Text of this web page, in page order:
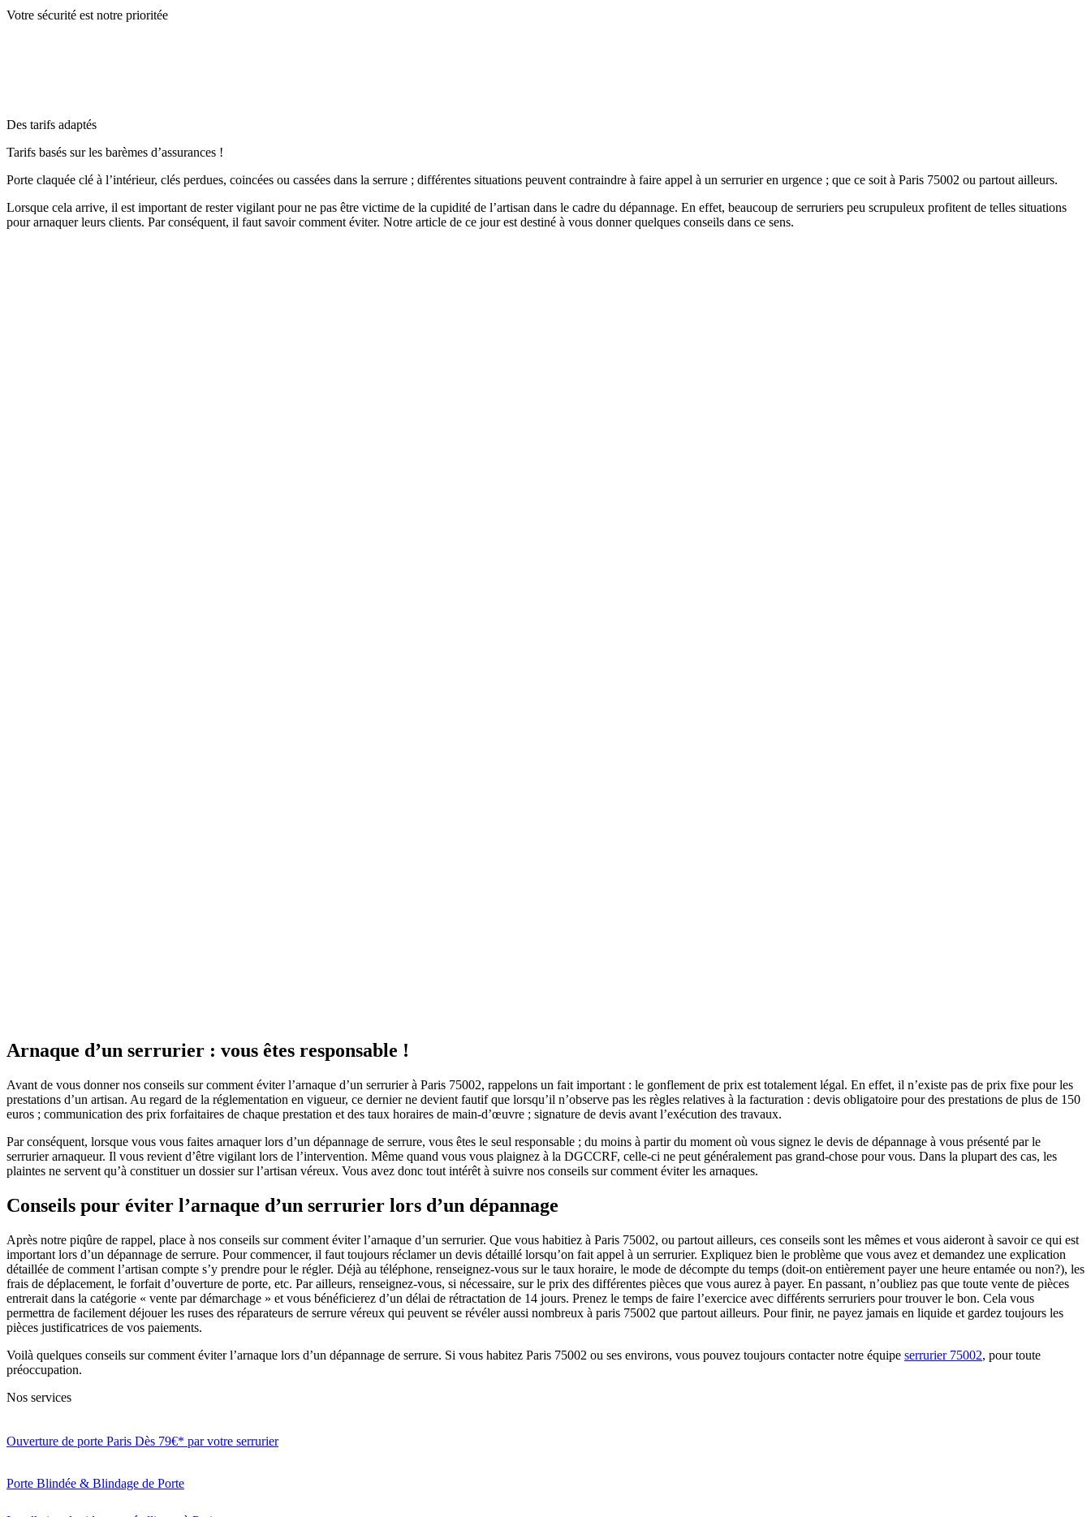
Votre sécurité est notre prioritée
Des tarifs adaptés
Tarifs basés sur les barèmes d’assurances !
Porte claquée clé à l’intérieur, clés perdues, coincées ou cassées dans la serrure ; différentes situations peuvent contraindre à faire appel à un serrurier en urgence ; que ce soit à Paris 75002 ou partout ailleurs.
Lorsque cela arrive, il est important de rester vigilant pour ne pas être victime de la cupidité de l’artisan dans le cadre du dépannage. En effet, beaucoup de serruriers peu scrupuleux profitent de telles situations
pour arnaquer leurs clients. Par conséquent, il faut savoir comment éviter. Notre article de ce jour est destiné à vous donner quelques conseils dans ce sens.
Arnaque d’un serrurier : vous êtes responsable !
Avant de vous donner nos conseils sur comment éviter l’arnaque d’un serrurier à Paris 75002, rappelons un fait important : le gonflement de prix est totalement légal. En effet, il n’existe pas de prix fixe pour les
prestations d’un artisan. Au regard de la réglementation en vigueur, ce dernier ne devient fautif que lorsqu’il n’observe pas les règles relatives à la facturation : devis obligatoire pour des prestations de plus de 150
euros ; communication des prix forfaitaires de chaque prestation et des taux horaires de main-d’œuvre ; signature de devis avant l’exécution des travaux.
Par conséquent, lorsque vous vous faites arnaquer lors d’un dépannage de serrure, vous êtes le seul responsable ; du moins à partir du moment où vous signez le devis de dépannage à vous présenté par le
serrurier arnaqueur. Il vous revient d’être vigilant lors de l’intervention. Même quand vous vous plaignez à la DGCCRF, celle-ci ne peut généralement pas grand-chose pour vous. Dans la plupart des cas, les
plaintes ne servent qu’à constituer un dossier sur l’artisan véreux. Vous avez donc tout intérêt à suivre nos conseils sur comment éviter les arnaques.
Conseils pour éviter l’arnaque d’un serrurier lors d’un dépannage
Après notre piqûre de rappel, place à nos conseils sur comment éviter l’arnaque d’un serrurier. Que vous habitiez à Paris 75002, ou partout ailleurs, ces conseils sont les mêmes et vous aideront à savoir ce qui est
important lors d’un dépannage de serrure. Pour commencer, il faut toujours réclamer un devis détaillé lorsqu’on fait appel à un serrurier. Expliquez bien le problème que vous avez et demandez une explication
détaillée de comment l’artisan compte s’y prendre pour le régler. Déjà au téléphone, renseignez-vous sur le taux horaire, le mode de décompte du temps (doit-on entièrement payer une heure entamée ou non?), les
frais de déplacement, le forfait d’ouverture de porte, etc. Par ailleurs, renseignez-vous, si nécessaire, sur le prix des différentes pièces que vous aurez à payer. En passant, n’oubliez pas que toute vente de pièces
entrerait dans la catégorie « vente par démarchage » et vous bénéficierez d’un délai de rétractation de 14 jours. Prenez le temps de faire l’exercice avec différents serruriers pour trouver le bon. Cela vous
permettra de facilement déjouer les ruses des réparateurs de serrure véreux qui peuvent se révéler aussi nombreux à paris 75002 que partout ailleurs. Pour finir, ne payez jamais en liquide et gardez toujours les
pièces justificatrices de vos paiements.
Voilà quelques conseils sur comment éviter l’arnaque lors d’un dépannage de serrure. Si vous habitez Paris 75002 ou ses environs, vous pouvez toujours contacter notre équipe serrurier 75002, pour toute
préoccupation.
Nos services
Ouverture de porte Paris Dès 79€* par votre serrurier
Porte Blindée & Blindage de Porte